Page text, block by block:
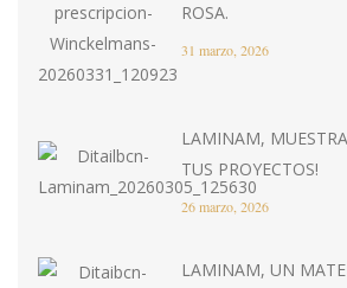
ROSA.
31 marzo, 2026
LAMINAM,
TUS PROYECTOS!
26 marzo, 2026
LAMINAM, UN